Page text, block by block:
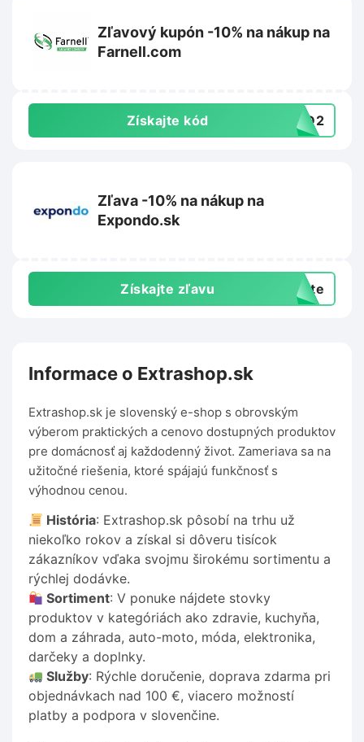
Zľavový kupón -10% na nákup na
Farnell.com
Získajte kód 4BD2
Zľava -10% na nákup na
Expondo.sk
Získajte zľavu exte
Informace o Extrashop.sk
Extrashop.sk je slovenský e-shop s obrovským
výberom praktických a cenovo dostupných produktov
pre domácnosť aj každodenný život. Zameriava sa na
užitočné riešenia, ktoré spájajú funkčnosť s
výhodnou cenou.
História: Extrashop.sk pôsobí na trhu už
niekoľko rokov a získal si dôveru tisícok
zákazníkov vďaka svojmu širokému sortimentu a
rýchlej dodávke.
Sortiment: V ponuke nájdete stovky
produktov v kategóriách ako zdravie, kuchyňa,
dom a záhrada, auto-moto, móda, elektronika,
darčeky a doplnky.
Služby: Rýchle doručenie, doprava zdarma pri
objednávkach nad 100 €, viacero možností
platby a podpora v slovenčine.